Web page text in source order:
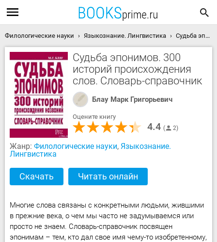
Филологические науки Языкознание. Лингвистика Судьба эпонимов. 300 историй происхождения слов. Словарь-справочник скачать книгу
Судьба эпонимов. 300
историй происхождения
слов. Словарь-справочник
Блау Марк Григорьевич
Оцените книгу
4.4 2
Жанр: Филологические науки, Языкознание.
Лингвистика
Скачать Читать онлайн
Многие слова связаны с конкретными людьми, жившими
в прежние века, о чем мы часто не задумываемся или
просто не знаем. Словарь-справочник посвящен
эпонимам – тем, кто дал свое имя чему-то изобретенному,